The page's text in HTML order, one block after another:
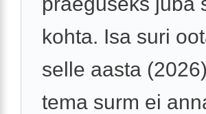
kohta. Isa suri
selle aasta
tema surm ei